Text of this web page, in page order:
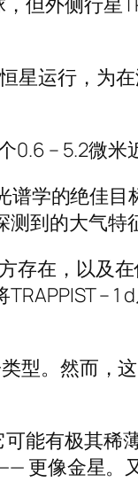
星运行，为
0.6 – 5.2微
谱学的绝佳
到的大气特
在，以及
– 1
型。然而，
能有极其
更像金星。